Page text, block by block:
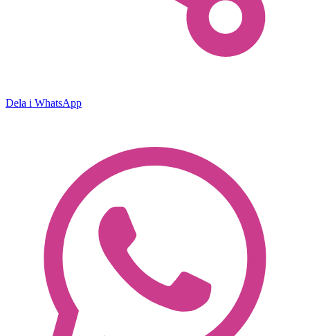
Dela i WhatsApp